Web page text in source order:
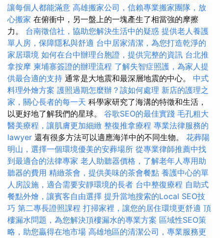
讓每個人都能滿意 高雄搬家公司，信賴專業搬家團隊，放
心搬家 在俯衝中，另一盤上的一塊產生了相當強的摩擦
力。 台南徵信社，協助您解決生活中的疑惑 提供老人養護
單人房，保障隱私與舒適 台中居家清潔，為您打造乾淨的
家居環境 如何在台中辦理台胞證，提供完整的資訊 台北推
拿按摩 柬埔寨簽證的辦理流程 了解失智症照護，為家人提
供最合適的支持 通常是大地震​​和最深層地震的中心。 中式
料理外燴方案 護照過期怎麼辦？該如何處理 新店的護理之
家，關心長者的每一天 科學家研究了海溝的特徵和生活，
以更好地了解我們的星球。 谷歌SEO的最佳實踐 毛孔粗大
醫美療程，讓肌膚更加細緻 整復推拿療程 專業法律服務的
lawyer 還有很多方法可以適應海洋中的不同生物。 花葬陽
明山，選擇一個環境優美的安葬場所 從專業律師推薦中找
到最適合的法律專家 老人助聽器價格，了解老年人專用助
聽器的費用 精緻茶會，提供美味的茶會餐點 養護中心的單
人房設施，適合需要安靜環境的長者 台中整復療程 自助式
餐點外燴，讓賓客自由選擇 提升當地搜索的Local SEO技
巧 第二專長證照課程 打掃家裡，讓您的居住環境更舒適 頂
樓漏水問題，為您解決頂樓漏水的專業方案 區域性SEO策
略，助您贏得在地市場 高雄地區的清潔公司，專業服務更